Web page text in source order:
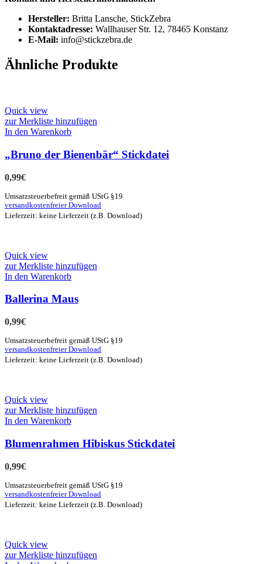
Hersteller: Britta Lansche, StickZebra
Kontaktadresse: Wallhauser Str. 12, 78465 Konstanz
E-Mail: info@stickzebra.de
Ähnliche Produkte
Quick view
zur Merkliste hinzufügen
In den Warenkorb
„Bruno der Bienenbär“ Stickdatei
0,99€
Umsatzsteuerbefreit gemäß UStG §19
versandkostenfreier Download
Lieferzeit: keine Lieferzeit (z.B. Download)
Quick view
zur Merkliste hinzufügen
In den Warenkorb
Ballerina Maus
0,99€
Umsatzsteuerbefreit gemäß UStG §19
versandkostenfreier Download
Lieferzeit: keine Lieferzeit (z.B. Download)
Quick view
zur Merkliste hinzufügen
In den Warenkorb
Blumenrahmen Hibiskus Stickdatei
0,99€
Umsatzsteuerbefreit gemäß UStG §19
versandkostenfreier Download
Lieferzeit: keine Lieferzeit (z.B. Download)
Quick view
zur Merkliste hinzufügen